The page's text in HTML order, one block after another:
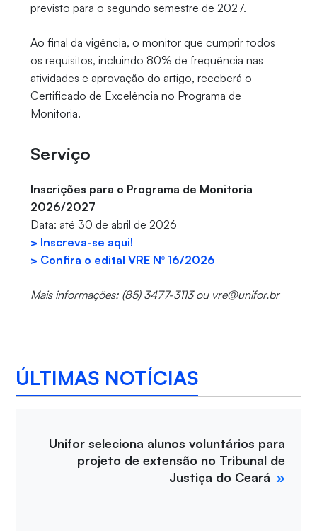
previsto para o segundo semestre de 2027.
Ao final da vigência, o monitor que cumprir todos
os requisitos, incluindo 80% de frequência nas
atividades e aprovação do artigo, receberá o
Certificado de Excelência no Programa de
Monitoria.
Serviço
Inscrições para o Programa de Monitoria
2026/2027
Data: até 30 de abril de 2026
> Inscreva-se aqui!
> Confira o edital VRE Nº 16/2026
Mais informações: (85) 3477-3113 ou vre@unifor.br
ÚLTIMAS NOTÍCIAS
Unifor seleciona alunos voluntários para
projeto de extensão no Tribunal de
Justiça do Ceará